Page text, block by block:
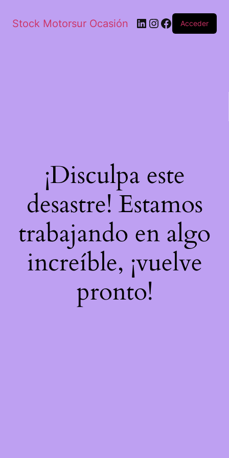
Stock Motorsur Ocasión Acceder
¡Disculpa este
desastre! Estamos
trabajando en algo
increíble, ¡vuelve
pronto!